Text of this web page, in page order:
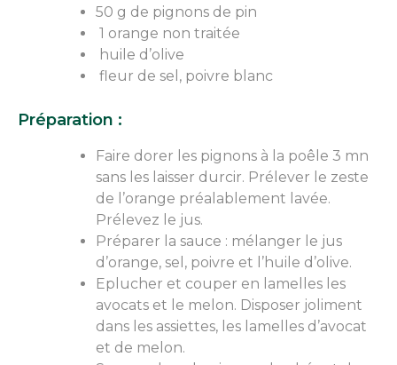
50 g de pignons de pin
1 orange non traitée
huile d’olive
fleur de sel, poivre blanc
Préparation :
Faire dorer les pignons à la poêle 3 mn
sans les laisser durcir. Prélever le zeste
de l’orange préalablement lavée.
Prélevez le jus.
Préparer la sauce : mélanger le jus
d’orange, sel, poivre et l’huile d’olive.
Eplucher et couper en lamelles les
avocats et le melon. Disposer joliment
dans les assiettes, les lamelles d’avocat
et de melon.